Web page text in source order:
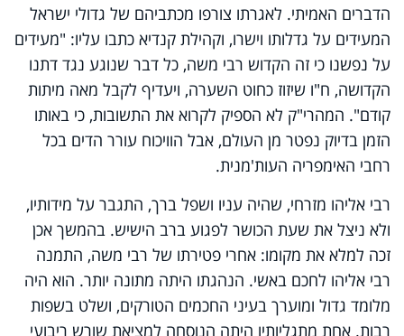
הדברים האמיתי. לאגרתו צורפו מכתביהם של גדולי ישראל
המעידים על גדלותו וישרו, וקהילת קנדיא כתבו עליו: "מעידים
על נפשנו כי זה הקדוש רבי משה, כל דבר שנוגע נגד דתנו
הקדושה, ח"ו שיזוז כחוט השערה, ויעדיף לקבל מאה מיתות
קודם". המהרי"ק לא הספיק לקרוא את התשובות, כי באותו
הזמן בדיוק נפטר מן העולם, אבל הוויכוח עורר הדים בכל
רחבי האימפריה העות'מנית.
רבי אליהו מזרחי, שהיה עניו ושפל ברך, התגבר על מידותיו,
ולא ניצל את שעת הכושר לפגוע ברב הישיש. בהמשך אכן
זכה למלא את מקומו: אחרי פטירתו של רבי משה, התמנה
רבי אליהו לחכם באשי. הנהגתו היתה מתונה יותר. הוא היה
מלומד גדול ומוערך בעיני החכמים הטורקים, ושלט בשפות
רבות. אחת מתגליותיו היתה הנוסחה למציאת שורש ריבועי